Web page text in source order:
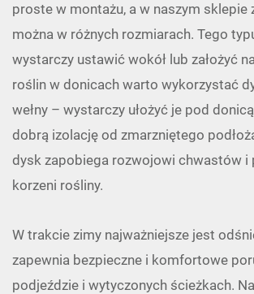
proste w montażu, a w naszym sklepie
można w różnych rozmiarach. Tego
wystarczy ustawić wokół lub założyć
roślin w donicach warto wykorzystać
wełny – wystarczy ułożyć je pod
dobrą izolację od zmarzniętego
dysk zapobiega rozwojowi chwastów i
korzeni rośliny.
W trakcie zimy najważniejsze jest
zapewnia bezpieczne i komfortowe
podjeździe i wytyczonych ścieżkach.